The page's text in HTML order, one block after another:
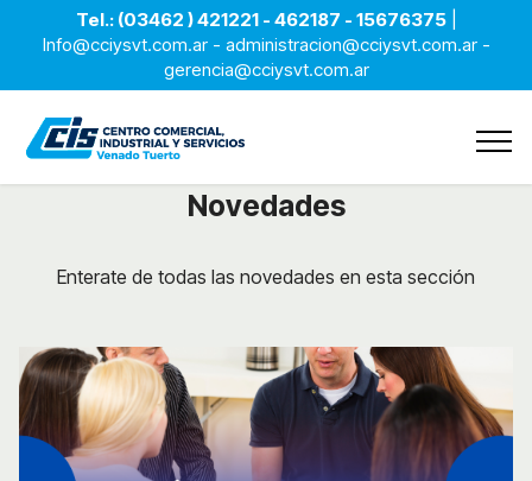
Tel.: (03462 ) 421221 - 462187 - 15676375|
Info@cciysvt.com.ar - administracion@cciysvt.com.ar -
gerencia@cciysvt.com.ar
Novedades
Enterate de todas las novedades en esta sección